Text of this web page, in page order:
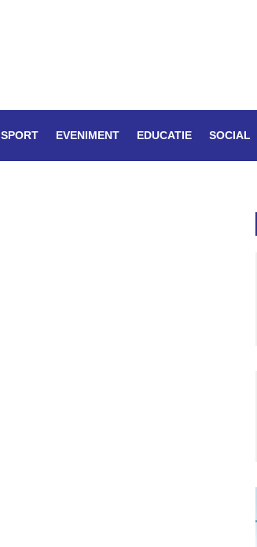
SPORT EVENIMENT EDUCATIE SOCIAL